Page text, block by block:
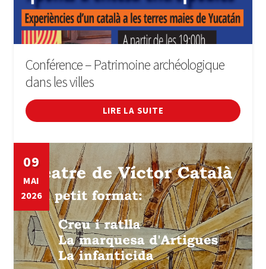
Conférence – Patrimoine archéologique
dans les villes
LIRE LA SUITE
09
MAI
2026